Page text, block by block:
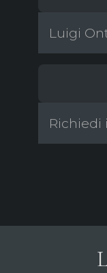
Luigi
Richiedi